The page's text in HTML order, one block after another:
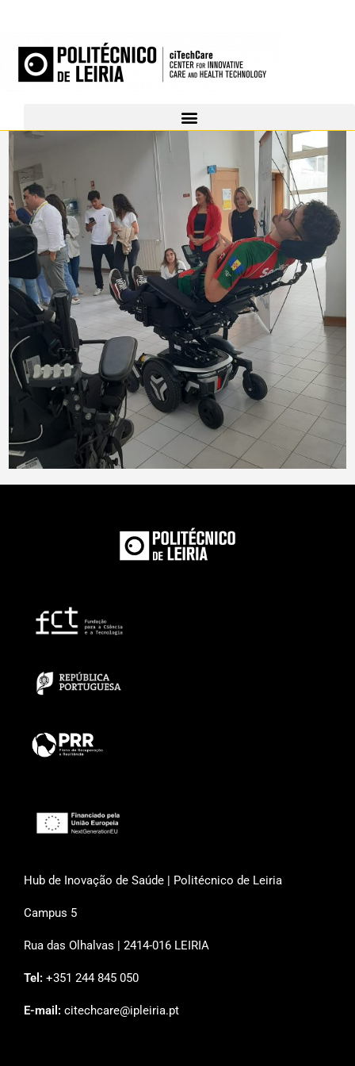
Hub de Inovação de Saúde | Politécnico de Leiria
Campus 5
Rua das Olhalvas | 2414-016 LEIRIA
Tel: +351 244 845 050
E-mail: citechcare@ipleiria.pt